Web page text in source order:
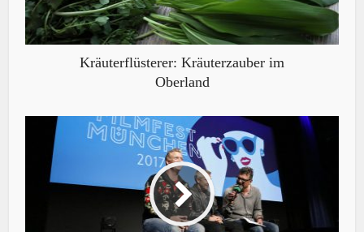
Kräuterflüsterer: Kräuterzauber im
Oberland